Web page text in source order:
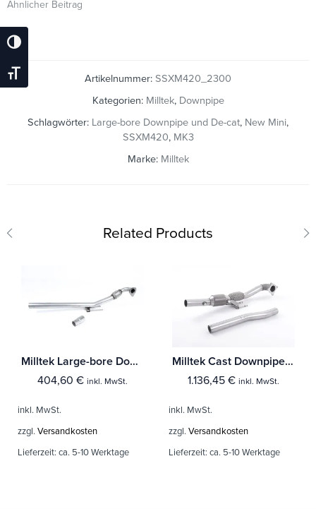
Umschalten Auf Hohe Kontraste
Schrift Vergrößern
Ähnlicher Beitrag
Artikelnummer: SSXM420_2300
Kategorien: Milltek, Downpipe
Schlagwörter: Large-bore Downpipe und De-cat, New Mini,
SSXM420, MK3
Marke: Milltek
Related Products
Milltek Large-bore Downpipe und De-cat Audi A3 1.8T 2WD 3 & 5-Türer
404,60 € inkl. MwSt.
inkl. MwSt.
zzgl. Versandkosten
Lieferzeit: ca. 5-10 Werktage
Milltek Cast Downpipe with HJS High Flow Sports Cat Audi A3 2.0T FSI quattro 5-Türer SportBack
1.136,45 € inkl. MwSt.
inkl. MwSt.
zzgl. Versandkosten
Lieferzeit: ca. 5-10 Werktage